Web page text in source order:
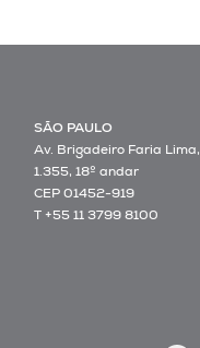
SÃO PAULO
Av. Brigadeiro Faria Lima,
1.355, 18º andar
CEP 01452-919
T +55 11 3799 8100